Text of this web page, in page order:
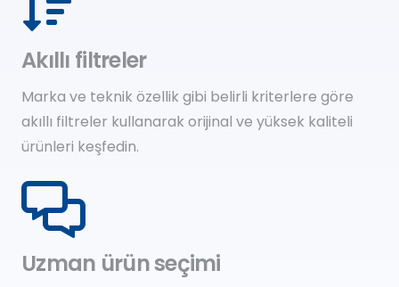
Akıllı filtreler
Marka ve teknik özellik gibi belirli kriterlere göre
akıllı filtreler kullanarak orijinal ve yüksek kaliteli
ürünleri keşfedin.
Uzman ürün seçimi